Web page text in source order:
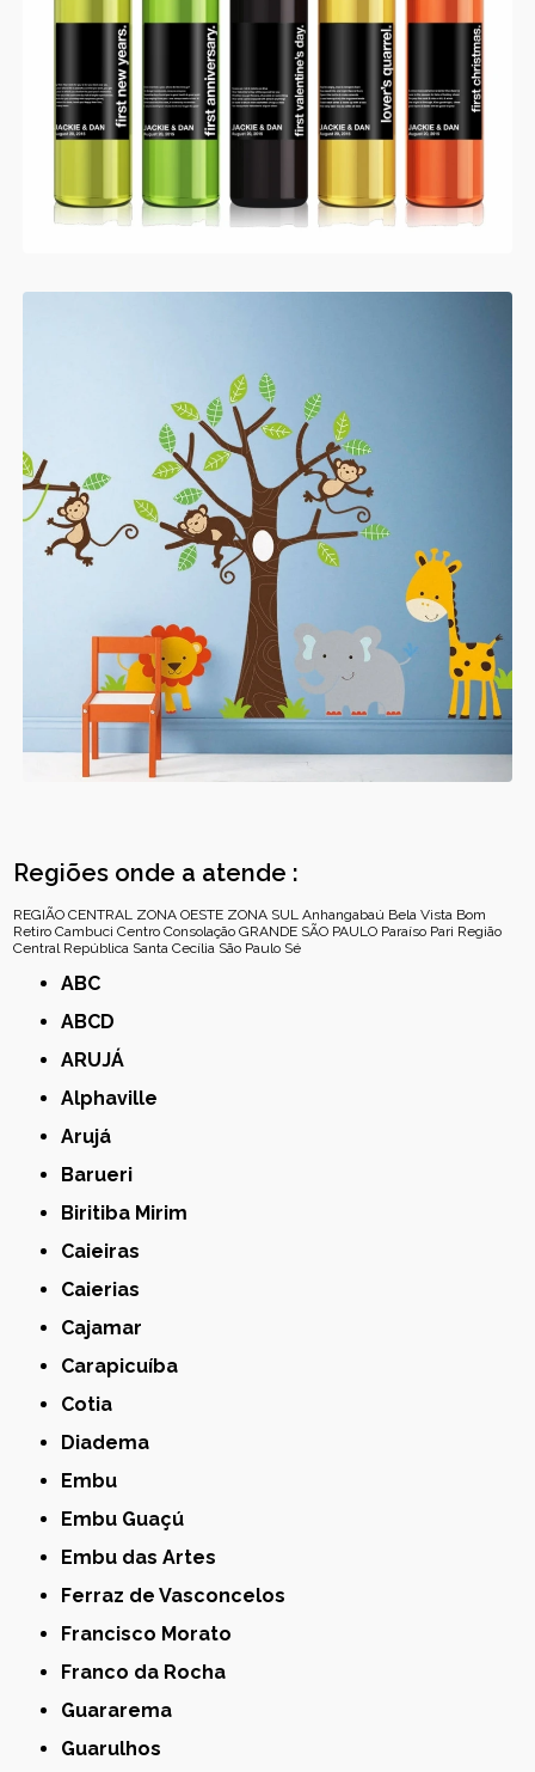
Regiões onde a atende :
REGIÃO CENTRAL ZONA OESTE ZONA SUL Anhangabaú Bela Vista Bom
Retiro Cambuci Centro Consolação GRANDE SÃO PAULO Paraíso Pari Região
Central República Santa Cecília São Paulo Sé
ABC
ABCD
ARUJÁ
Alphaville
Arujá
Barueri
Biritiba Mirim
Caieiras
Caierias
Cajamar
Carapicuíba
Cotia
Diadema
Embu
Embu Guaçú
Embu das Artes
Ferraz de Vasconcelos
Francisco Morato
Franco da Rocha
Guararema
Guarulhos